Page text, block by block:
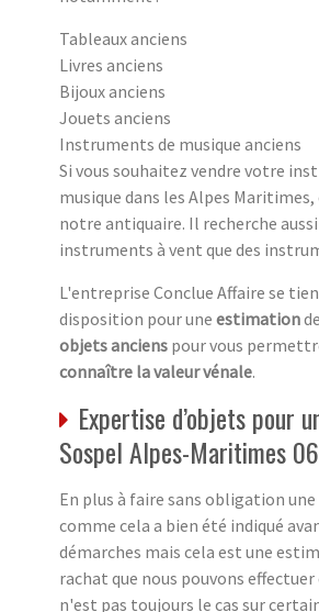
Tableaux anciens
Livres anciens
Bijoux anciens
Jouets anciens
Instruments de musique anciens
Si vous souhaitez vendre votre
musique dans les Alpes
notre antiquaire. Il recherche
instruments à vent que des
L'entreprise Conclue Affaire se
disposition pour une estimation
objets anciens pour vous
connaître la valeur vénale.
Expertise d’objets pour
Sospel Alpes-Maritimes 06
En plus à faire sans obligation
comme cela a bien été indiqué
démarches mais cela est une
rachat que nous pouvons
n'est pas toujours le cas sur